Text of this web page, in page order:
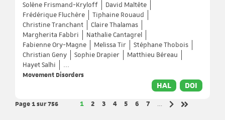
Solène Frismand-Kryloff
David Maltête
Frédérique Fluchère
Tiphaine Rouaud
Christine Tranchant
Claire Thalamas
Margherita Fabbri
Nathalie Cantagrel
Fabienne Ory-Magne
Melissa Tir
Stéphane Thobois
Christian Geny
Sophie Drapier
Matthieu Béreau
Hayet Salhi
...
Movement Disorders
HAL DOI
Page 1sur 756 Page
1 Page
2 Page
3 Page
4 Page
5 Page
6 Page
7
…